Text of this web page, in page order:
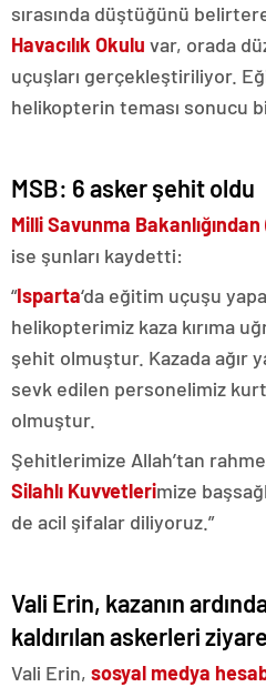
sırasında düştüğünü
Havacılık Okulu var, orada
uçuşları gerçekleştiriliyor.
helikopterin teması sonucu
MSB: 6 asker şehit oldu
Milli Savunma Bakanlığından
ise şunları kaydetti:
“Isparta‘da eğitim uçuşu
helikopterimiz kaza kırıma
şehit olmuştur. Kazada ağır
sevk edilen personelimiz
olmuştur.
Şehitlerimize Allah’tan
Silahlı Kuvvetlerimize
de acil şifalar diliyoruz.”
Vali Erin, kazanın
kaldırılan askerleri
Vali Erin, sosyal medya